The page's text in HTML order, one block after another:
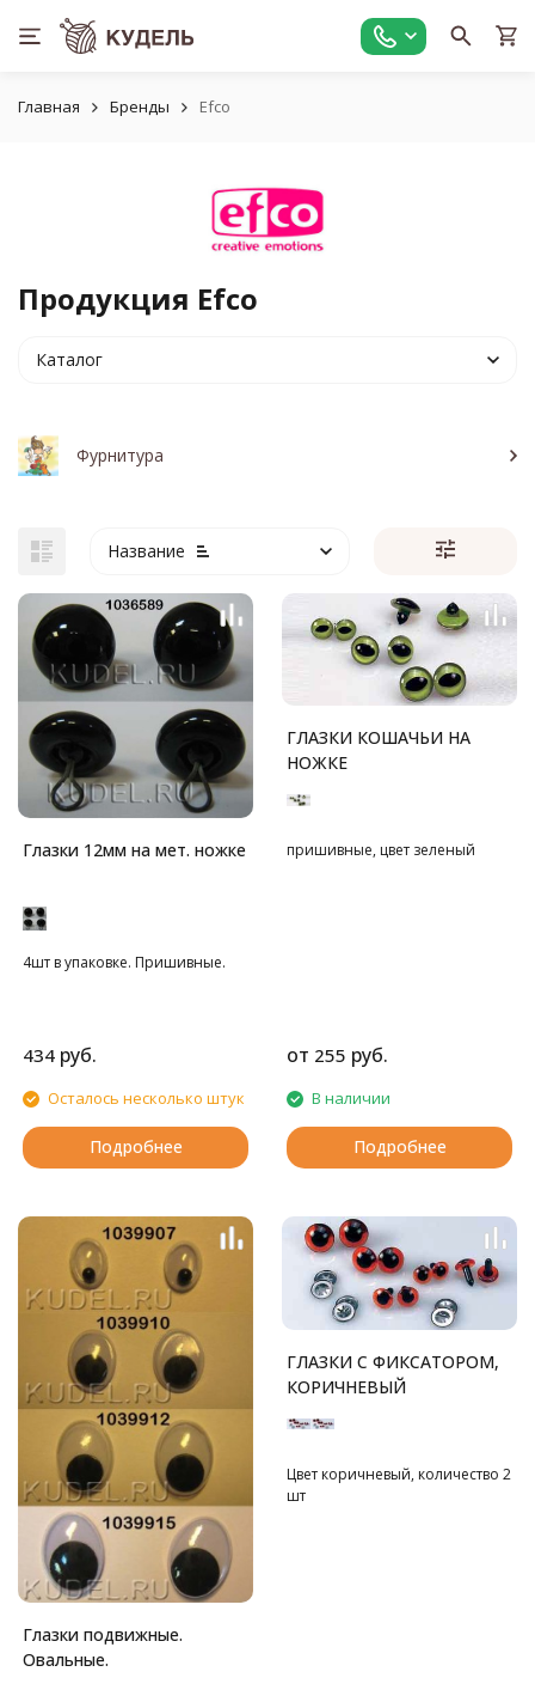
Главная Бренды Efco
Продукция Efco
Каталог
Фурнитура
Название
Глазки 12мм на мет. ножке
4шт в упаковке. Пришивные.
434 руб.
Осталось несколько штук
Подробнее
ГЛАЗКИ КОШАЧЬИ НА
НОЖКЕ
пришивные, цвет зеленый
от 255 руб.
В наличии
Подробнее
Глазки подвижные.
Овальные.
ГЛАЗКИ С ФИКСАТОРОМ,
КОРИЧНЕВЫЙ
Цвет коричневый, количество 2
шт